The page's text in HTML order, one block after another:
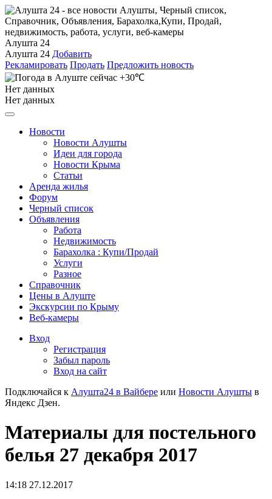
Алушта 24
Алушта 24 Добавить
Рекламировать Продать Предложить новость
+30℃
Нет данных
Нет данных
Новости
Новости Алушты
Идеи для города
Новости Крыма
Статьи
Аренда жилья
Форум
Черный список
Объявления
Работа
Недвижимость
Барахолка : Купи/Продай
Услуги
Разное
Справочник
Цены в Алуште
Экскурсии по Крыму
Веб-камеры
Вход
Регистрация
Забыл пароль
Вход на сайт
Подключайся к Алушта24 в Вайбере или Новости Алушты в
Яндекс Дзен.
Материалы для постельного
белья 27 декабря 2017
14:18 27.12.2017